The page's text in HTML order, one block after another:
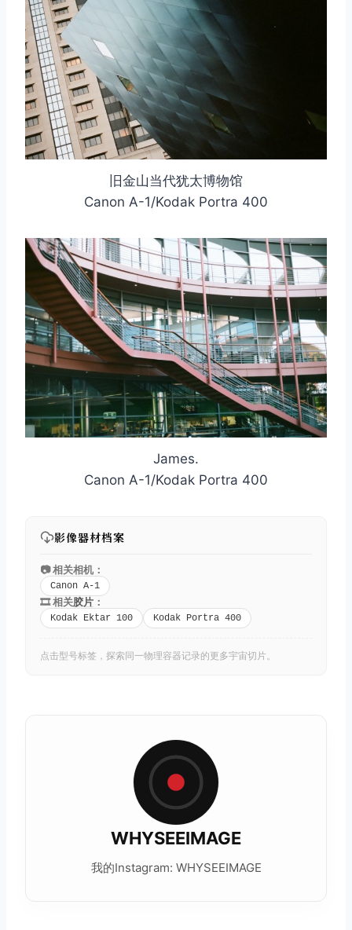
旧金山当代犹太博物馆
Canon A-1/Kodak Portra 400
James.
Canon A-1/Kodak Portra 400
影像器材档案
📷 相关相机：
Canon A-1
🎞️ 相关胶片 ：
Kodak Ektar 100 Kodak Portra 400
点击型号标签，探索同一物理容器记录的更多宇宙切片。
WHYSEEIMAGE
我的Instagram: WHYSEEIMAGE
取消 搜索